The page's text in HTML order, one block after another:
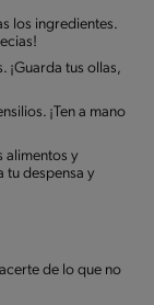
los ingredientes.
¡Guarda tus ollas,
¡Ten a mano
alimentos y
tu despensa y
de lo que no